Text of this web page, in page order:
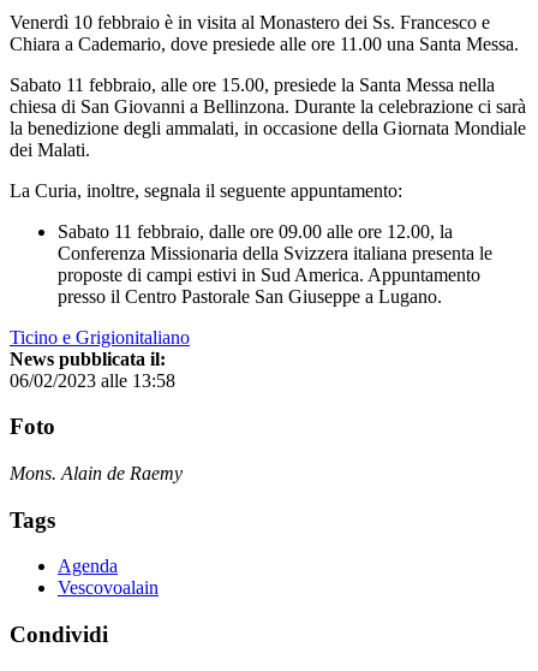
Venerdì 10 febbraio è in visita al Monastero dei Ss. Francesco e
Chiara a Cademario, dove presiede alle ore 11.00 una Santa Messa.
Sabato 11 febbraio, alle ore 15.00, presiede la Santa Messa nella
chiesa di San Giovanni a Bellinzona. Durante la celebrazione ci sarà
la benedizione degli ammalati, in occasione della Giornata Mondiale
dei Malati.
La Curia, inoltre, segnala il seguente appuntamento:
Sabato 11 febbraio, dalle ore 09.00 alle ore 12.00, la
Conferenza Missionaria della Svizzera italiana presenta le
proposte di campi estivi in Sud America. Appuntamento
presso il Centro Pastorale San Giuseppe a Lugano.
Ticino e Grigionitaliano
News pubblicata il:
06/02/2023 alle 13:58
Foto
Mons. Alain de Raemy
Tags
Agenda
Vescovoalain
Condividi